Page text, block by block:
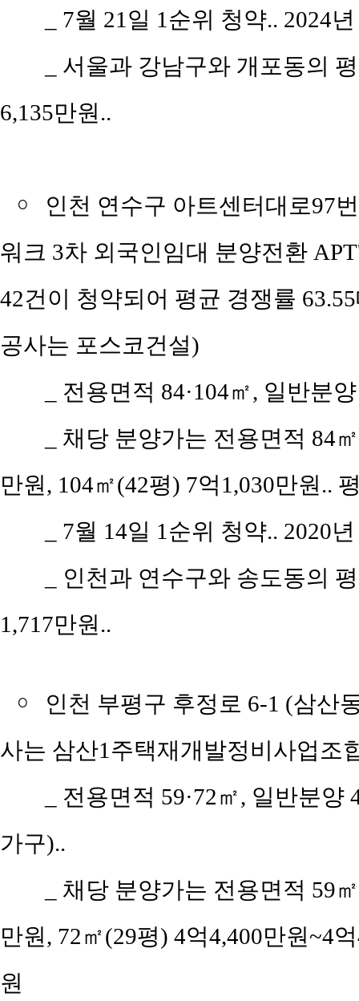
_ 7월 21일 1순위 청약.. 2024
_ 서울과 강남구와 개포동의
6,135만원..
￮
인천 연수구 아트센터대로97
워크 3차 외국인임대 분양전환
42건이 청약되어 평균 경쟁률
공사는 포스코건설)
_ 전용면적 84·104㎡, 일반분
_ 채당 분양가는 전용면적 84
만원, 104㎡(42평) 7억1,030만원..
_ 7월 14일 1순위 청약.. 2020
_ 인천과 연수구와 송도동의
1,717만원..
￮
인천 부평구 후정로 6-1 (삼산
사는 삼산1주택재개발정비사업조
_ 전용면적 59·72㎡, 일반분
가구)..
_ 채당 분양가는 전용면적 59
만원, 72㎡(29평) 4억4,400만원~4
원